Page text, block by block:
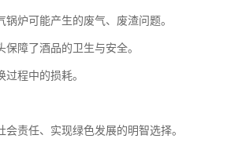
炉可能产生的废气、废渣问题。
障了酒品的卫生与安全。
程中的损耗。
责任、实现绿色发展的明智选择。